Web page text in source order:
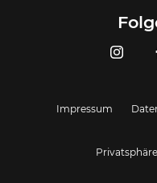
Impressum